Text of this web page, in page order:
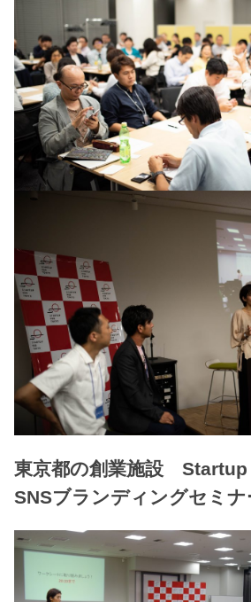
東京都の創業施設 Startup
SNSブランディングセミナ